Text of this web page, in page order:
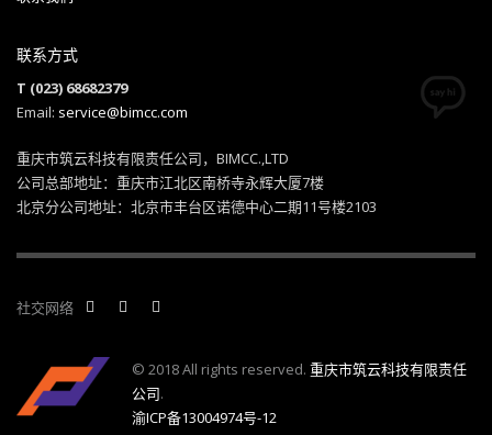
联系方式
T (023) 68682379
Email: service@bimcc.com
重庆市筑云科技有限责任公司，BIMCC.,LTD
公司总部地址：重庆市江北区南桥寺永辉大厦7楼
北京分公司地址：北京市丰台区诺德中心二期11号楼2103
社交网络
© 2018 All rights reserved. 重庆市筑云科技有限责任
公司.
渝ICP备13004974号-12